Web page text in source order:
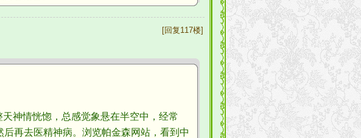
[回复117楼]
神情恍惚，总感觉象悬在半空中，经常
再去医精神病。浏览帕金森网站，看到中